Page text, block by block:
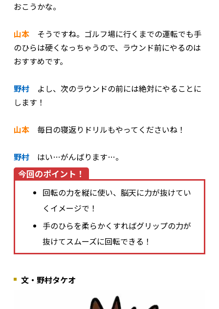
おこうかな。
山本 そうですね。ゴルフ場に行くまでの運転でも手
のひらは硬くなっちゃうので、ラウンド前にやるのは
おすすめです。
野村 よし、次のラウンドの前には絶対にやることに
します！
山本 毎日の寝返りドリルもやってくださいね！
野村 はい…がんばります…。
今回のポイント！
回転の力を縦に使い、脳天に力が抜けてい
くイメージで！
手のひらを柔らかくすればグリップの力が
抜けてスムーズに回転できる！
文・野村タケオ